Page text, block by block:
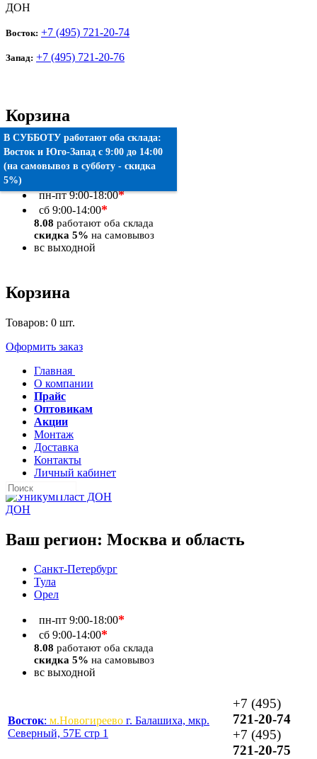
ДОН
Восток: +7 (495) 721-20-74
Запад: +7 (495) 721-20-76
Корзина
Товаров:0 шт.
Оформить заказ
пн-пт9:00-18:00*
сб 9:00-14:00*
8.08 работают оба склада
скидка 5% на самовывоз
вс выходной
Корзина
Товаров: 0 шт.
Оформить заказ
Главная
О компании
Прайс
Оптовикам
Акции
Монтаж
Доставка
Контакты
Личный кабинет
ДОН
Ваш регион: Москва и область
Санкт-Петербург
Тула
Орел
пн-пт 9:00-18:00*
сб 9:00-14:00*
8.08 работают оба склада
скидка 5% на самовывоз
вс выходной
Восток: м.Новогиреево г. Балашиха, мкр.
Северный, 57Е стр 1
+7 (495)
721-20-74
+7 (495)
721-20-75
В СУББОТУ работают оба склада:
Восток и Юго-Запад c 9:00 до 14:00
(на самовывоз в субботу - скидка
5%)